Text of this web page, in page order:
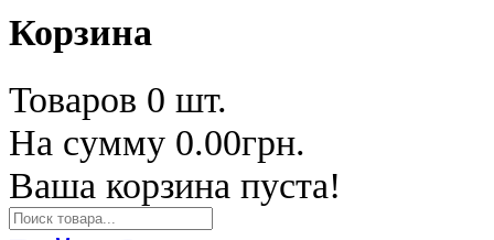
Корзина
Товаров 0 шт.
На сумму 0.00грн.
Ваша корзина пуста!